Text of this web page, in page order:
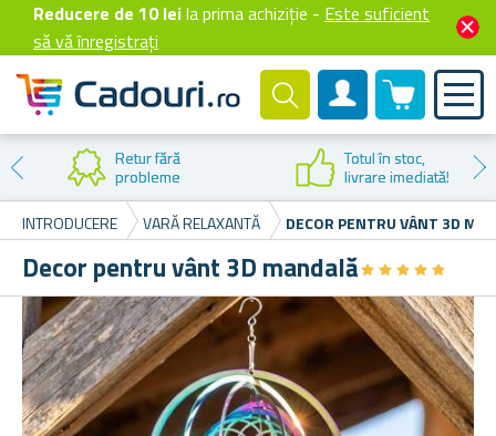
Reducere de 10 leila prima achiziție - Este suficient
să vă înregistrați
Cont client
0 produselor
Retur fără
probleme
Totul în stoc,
livrare imediată!
INTRODUCERE
VARĂ RELAXANTĂ DECOR PENTRU VÂNT 3D
Decor pentru vânt 3D mandală★★★★★
★★★★★